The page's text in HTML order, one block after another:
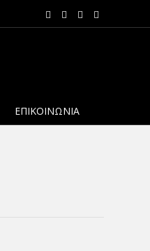
ΕΠΙΚΟΙΝΩΝΊΑ